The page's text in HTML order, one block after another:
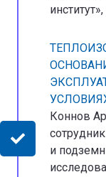
Коннов
и